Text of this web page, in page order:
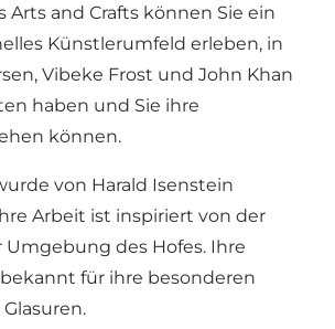
Arts and Crafts können Sie ein
Künstlerumfeld erleben, in
Vibeke Frost und John Khan
haben und Sie ihre
können.
von Harald Isenstein
Arbeit ist inspiriert von der
des Hofes. Ihre
für ihre besonderen